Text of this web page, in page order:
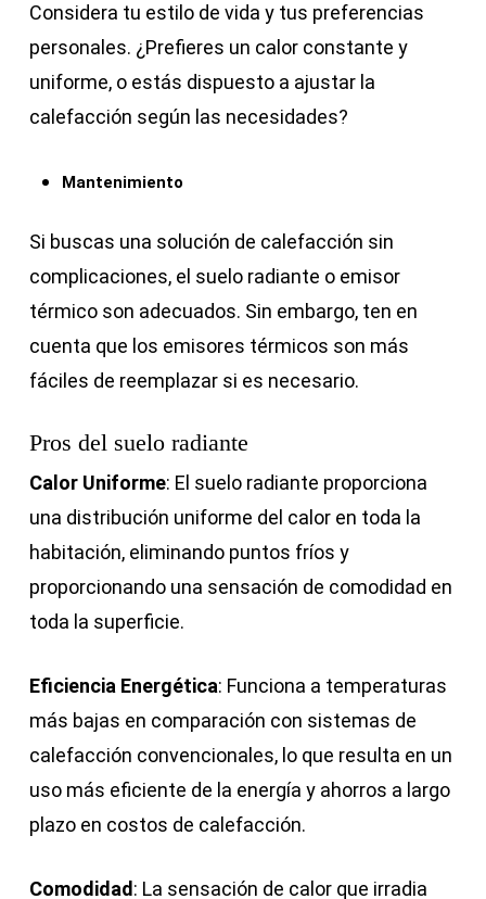
Considera tu estilo de vida y tus preferencias
personales. ¿Prefieres un calor constante y
uniforme, o estás dispuesto a ajustar la
calefacción según las necesidades?
Mantenimiento
Si buscas una solución de calefacción sin
complicaciones, el suelo radiante o emisor
térmico son adecuados. Sin embargo, ten en
cuenta que los emisores térmicos son más
fáciles de reemplazar si es necesario.
Pros del suelo radiante
Calor Uniforme: El suelo radiante proporciona
una distribución uniforme del calor en toda la
habitación, eliminando puntos fríos y
proporcionando una sensación de comodidad en
toda la superficie.
Eficiencia Energética: Funciona a temperaturas
más bajas en comparación con sistemas de
calefacción convencionales, lo que resulta en un
uso más eficiente de la energía y ahorros a largo
plazo en costos de calefacción.
Comodidad : La sensación de calor que irradia